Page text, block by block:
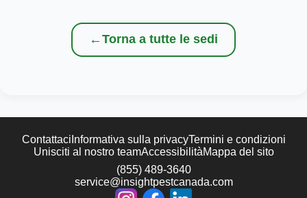
←Torna a tutte le sedi
Contattaci Informativa sulla privacyTermini e condizioni
Unisciti al nostro teamAccessibilitàMappa del sito
(855) 489-3640
service@insightpestcanada.com